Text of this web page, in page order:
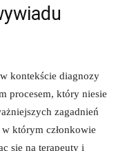
kontekście ⁤diagnozy
procesem, który niesie
‍zagadnień
którym ⁤członkowie
się na terapeuty i